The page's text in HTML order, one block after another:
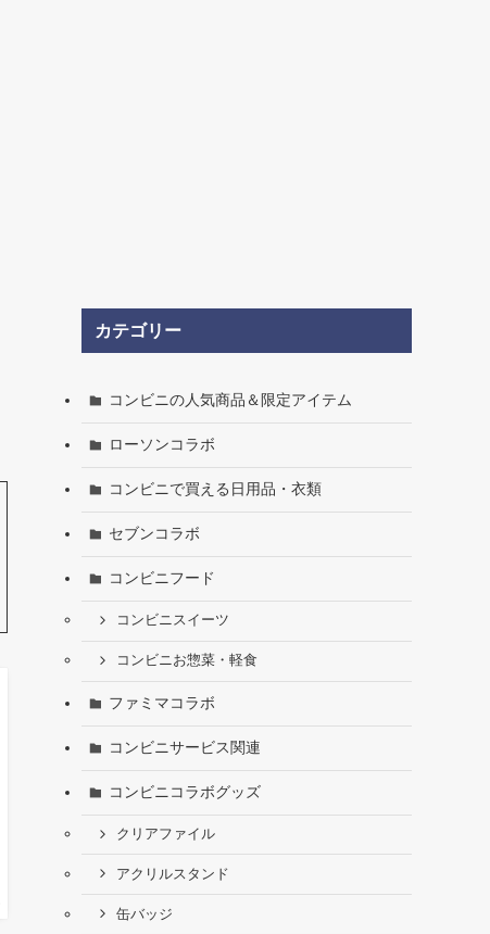
カテゴリー
コンビニの人気商品＆限定アイテム
ローソンコラボ
コンビニで買える日用品・衣類
セブンコラボ
コンビニフード
コンビニスイーツ
コンビニお惣菜・軽食
ファミマコラボ
コンビニサービス関連
コンビニコラボグッズ
クリアファイル
アクリルスタンド
缶バッジ